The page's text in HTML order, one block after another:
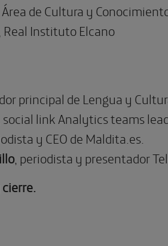
de Cultura y
Real Instituto Elcano
principal de Lengua y
, social link Analytics teams
y CEO de Maldita.es.
, periodista y presentador